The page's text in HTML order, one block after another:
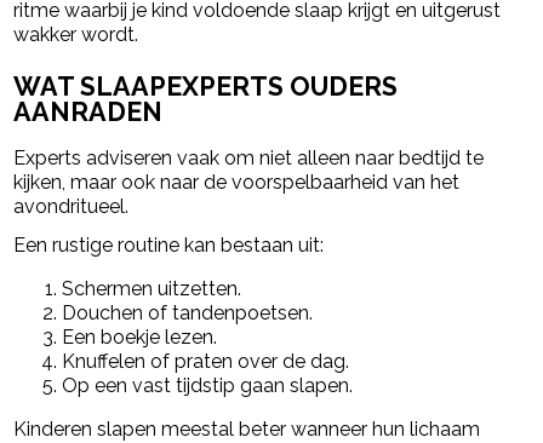
ritme waarbij je kind voldoende slaap krijgt en uitgerust
wakker wordt.
WAT SLAAPEXPERTS OUDERS
AANRADEN
Experts adviseren vaak om niet alleen naar bedtijd te
kijken, maar ook naar de voorspelbaarheid van het
avondritueel.
Een rustige routine kan bestaan uit:
Schermen uitzetten.
Douchen of tandenpoetsen.
Een boekje lezen.
Knuffelen of praten over de dag.
Op een vast tijdstip gaan slapen.
Kinderen slapen meestal beter wanneer hun lichaam